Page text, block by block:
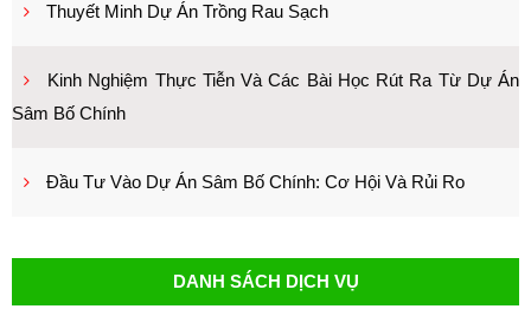
Thuyết Minh Dự Án Trồng Rau Sạch
Kinh Nghiệm Thực Tiễn Và Các Bài Học Rút Ra Từ Dự Án
Sâm Bố Chính
Đầu Tư Vào Dự Án Sâm Bố Chính: Cơ Hội Và Rủi Ro
DANH SÁCH DỊCH VỤ